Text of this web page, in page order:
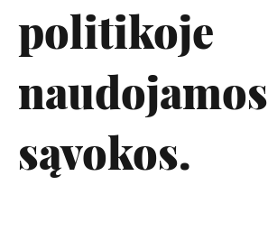
politikoje
naudojamos
sąvokos.